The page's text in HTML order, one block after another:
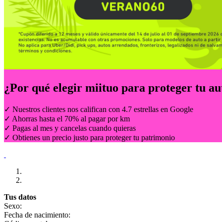
¿Por qué elegir miituo para proteger tu
✓ Nuestros clientes nos califican con 4.7 estrellas en Google
✓ Ahorras hasta el 70% al pagar por km
✓ Pagas al mes y cancelas cuando quieras
✓ Obtienes un precio justo para proteger tu patrimonio
Tus datos
Sexo:
Fecha de nacimiento: